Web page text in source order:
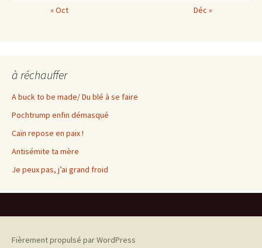
« Oct
Déc »
à réchauffer
A buck to be made/ Du blé à se faire
Pochtrump enfin démasqué
Caïn repose en paix !
Antisémite ta mère
Je peux pas, j’ai grand froid
Fièrement propulsé par WordPress